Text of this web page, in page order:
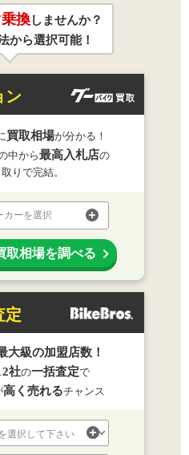
乗換しませんか？
から選択可能！
ン
買取相場が分かる！
中から最高入札店の
りで完結。
カーを選択
取相場を調べる
定
大級の加盟店数！
社の一括査定で
高く売れるチャンス